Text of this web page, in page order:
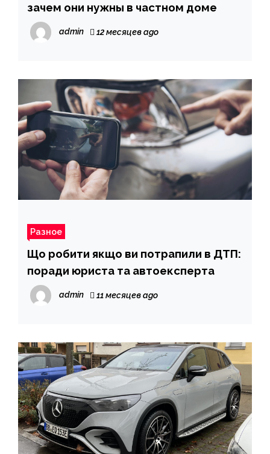
зачем они нужны в частном доме
admin 12 месяцев ago
Разное
Що робити якщо ви потрапили в ДТП:
поради юриста та автоексперта
admin 11 месяцев ago